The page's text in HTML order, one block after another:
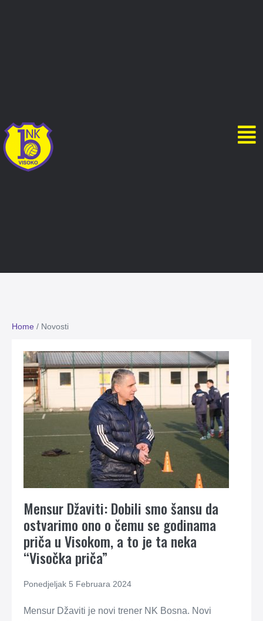
Home / Novosti
Mensur Džaviti: Dobili smo šansu da
ostvarimo ono o čemu se godinama
priča u Visokom, a to je ta neka
“Visočka priča”
Ponedjeljak 5 Februara 2024
Mensur Džaviti je novi trener NK Bosna. Novi